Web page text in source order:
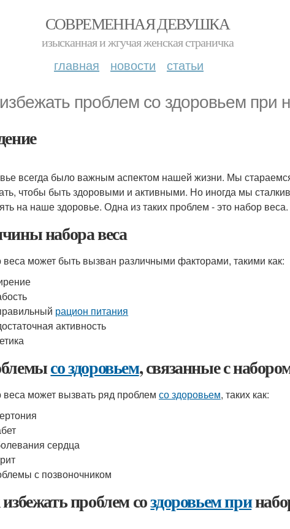
СОВРЕМЕННАЯ ДЕВУШКА
изысканная и жгучая женская страничка
главная новости статьи
проблем со здоровьем при
всегда было важным аспектом нашей жизни. Мы
чтобы быть здоровыми и активными. Но иногда мы
на наше здоровье. Одна из таких проблем - это набор веса.
набора веса
может быть вызван различными факторами, такими как:
рацион питания
активность
со здоровьем, связанные с
может вызвать ряд проблем со здоровьем, таких как:
сердца
с позвоночником
проблем создоровьем при